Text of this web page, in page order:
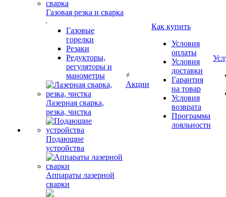
Газовая резка и сварка
Газовые
горелки
Резаки
Редукторы,
регуляторы и
манометры
Лазерная сварка,
резка, чистка
Подающие
устройства
Аппараты лазерной
сварки
Акции
Как купить
Условия
оплаты
Условия
доставки
Гарантия
на товар
Условия
возврата
Программа
лояльности